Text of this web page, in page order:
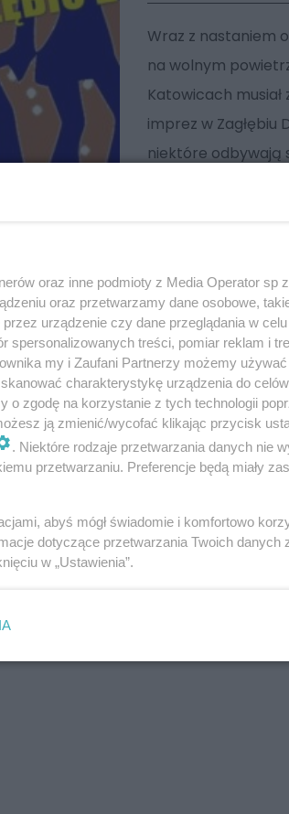
Wraz z nastaniem
na wolnym
Katowicach
imprez w
niektóre odbywają
oraz inne podmioty z Media Operator sp
oraz przetwarzamy dane osobowe,
urządzenie czy dane przeglądania w
spersonalizowanych treści, pomiar reklam i
my i Zaufani Partnerzy możemy
charakterystykę urządzenia do
o zgodę na korzystanie z tych technologii
ją zmienić/wycofać klikając przycisk
. Niektóre rodzaje przetwarzania danych nie
przetwarzaniu. Preferencje będą miały
abyś mógł świadomie i komfortowo
dotyczące przetwarzania Twoich danych
w „Ustawienia”.